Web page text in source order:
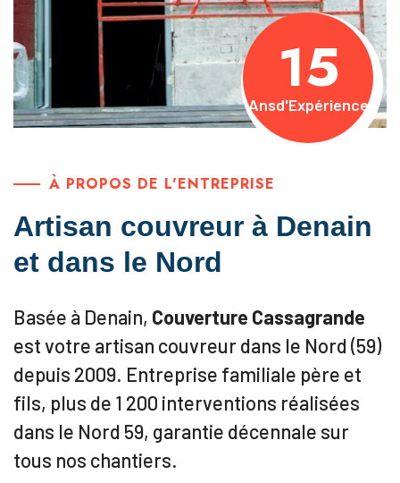
15
Ansd'Expérience
À PROPOS DE L'ENTREPRISE
Artisan couvreur à Denain
et dans le Nord
Basée à Denain, Couverture Cassagrande
est votre artisan couvreur dans le Nord (59)
depuis 2009. Entreprise familiale père et
fils, plus de 1 200 interventions réalisées
dans le Nord 59, garantie décennale sur
tous nos chantiers.